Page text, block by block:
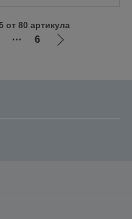
⋯ 6
Отиди
от 80 артикула